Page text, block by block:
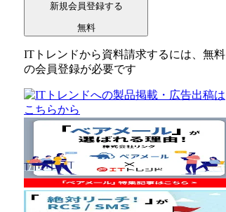
新規会員登録する
無料
ITトレンドから資料請求するには、無料
の会員登録が必要です